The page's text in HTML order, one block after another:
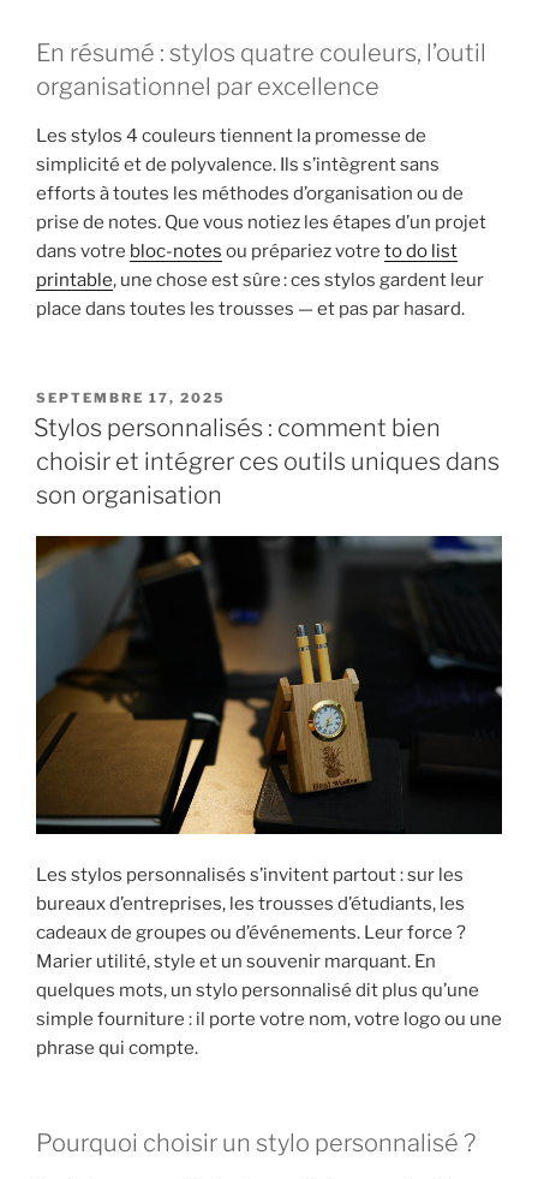
En résumé : stylos quatre couleurs, l’outil
organisationnel par excellence
Les stylos 4 couleurs tiennent la promesse de
simplicité et de polyvalence. Ils s’intègrent sans
efforts à toutes les méthodes d’organisation ou de
prise de notes. Que vous notiez les étapes d’un projet
dans votre bloc-notes ou prépariez votre to do list
printable, une chose est sûre : ces stylos gardent leur
place dans toutes les trousses — et pas par hasard.
PUBLIÉ
LE
SEPTEMBRE 17, 2025
Stylos personnalisés : comment bien
choisir et intégrer ces outils uniques dans
son organisation
Les stylos personnalisés s’invitent partout : sur les
bureaux d’entreprises, les trousses d’étudiants, les
cadeaux de groupes ou d’événements. Leur force ?
Marier utilité, style et un souvenir marquant. En
quelques mots, un stylo personnalisé dit plus qu’une
simple fourniture : il porte votre nom, votre logo ou une
phrase qui compte.
Pourquoi choisir un stylo personnalisé ?